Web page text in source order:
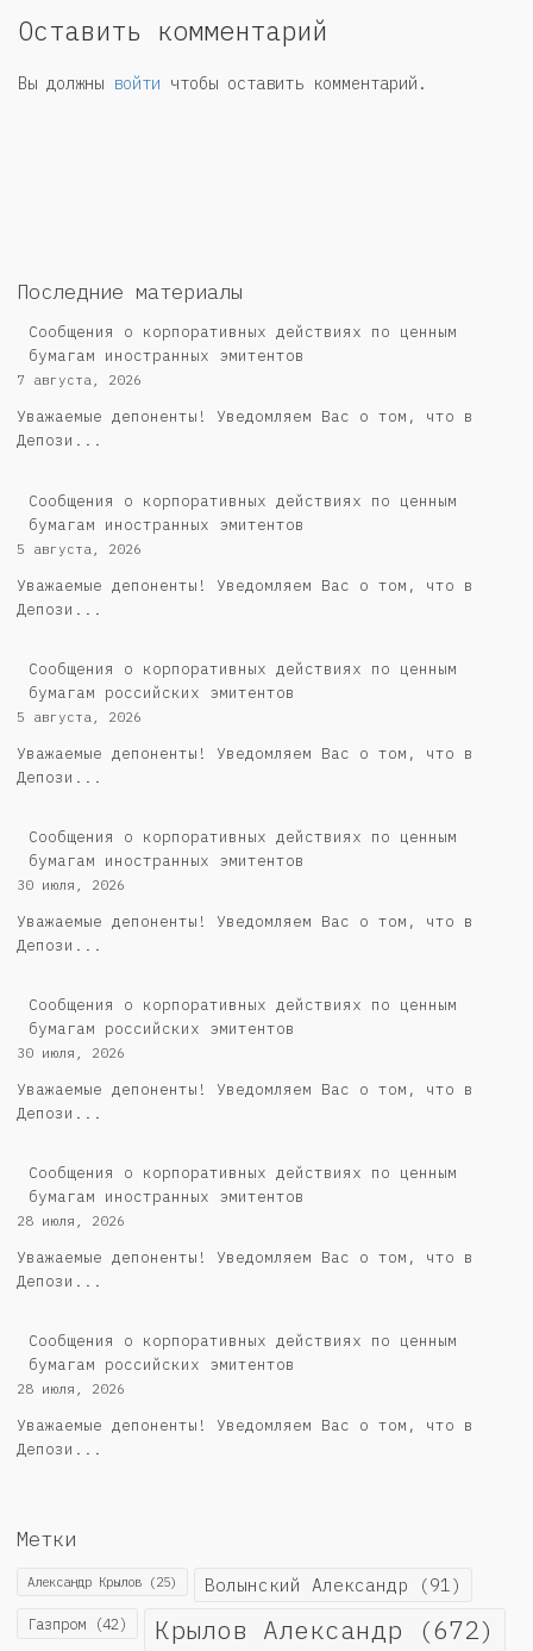
Оставить комментарий
Вы должны войти чтобы оставить комментарий.
Последние материалы
Сообщения о корпоративных действиях по ценным
бумагам иностранных эмитентов
7 августа, 2026
Уважаемые депоненты! Уведомляем Вас о том, что в
Депози...
Сообщения о корпоративных действиях по ценным
бумагам иностранных эмитентов
5 августа, 2026
Уважаемые депоненты! Уведомляем Вас о том, что в
Депози...
Cообщения о корпоративных действиях по ценным
бумагам российских эмитентов
5 августа, 2026
Уважаемые депоненты! Уведомляем Вас о том, что в
Депози...
Сообщения о корпоративных действиях по ценным
бумагам иностранных эмитентов
30 июля, 2026
Уважаемые депоненты! Уведомляем Вас о том, что в
Депози...
Cообщения о корпоративных действиях по ценным
бумагам российских эмитентов
30 июля, 2026
Уважаемые депоненты! Уведомляем Вас о том, что в
Депози...
Сообщения о корпоративных действиях по ценным
бумагам иностранных эмитентов
28 июля, 2026
Уважаемые депоненты! Уведомляем Вас о том, что в
Депози...
Cообщения о корпоративных действиях по ценным
бумагам российских эмитентов
28 июля, 2026
Уважаемые депоненты! Уведомляем Вас о том, что в
Депози...
Метки
Александр Крылов (25) Волынский Александр (91)
Газпром (42) Крылов Александр (672)